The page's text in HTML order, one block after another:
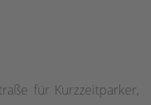
für Kurzzeitparker,